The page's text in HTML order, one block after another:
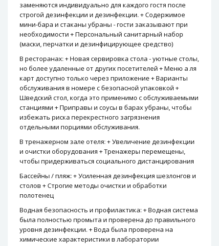
заменяются индивидуально для каждого гостя после
строгой дезинфекции и дезинфекции. + Содержимое
мини-бара и стаканы убраны - гости заказывают при
необходимости + Персональный санитарный набор
(маски, перчатки и дезинфицирующее средство)
В ресторанах: + Новая сервировка стола - уютные столы,
но более удаленные от других посетителей + Меню а ля
карт доступно только через приложение + Варианты
обслуживания в номере с безопасной упаковкой +
Шведский стол, когда это применимо с обслуживаемыми
станциями + Приправы и соусы в барах убраны, чтобы
избежать риска перекрестного загрязнения
отдельными порциями обслуживания.
В тренажерном зале отеля: + Увеличение дезинфекции
и очистки оборудования + Тренажеры перемещены,
чтобы придерживаться социального дистанцирования
Бассейны / пляж: + Усиленная дезинфекция шезлонгов и
столов + Строгие методы очистки и обработки
полотенец
Водная безопасность и профилактика: + Водная система
была полностью промыта и проверена до правильного
уровня дезинфекции. + Вода была проверена на
химические характеристики в лаборатории